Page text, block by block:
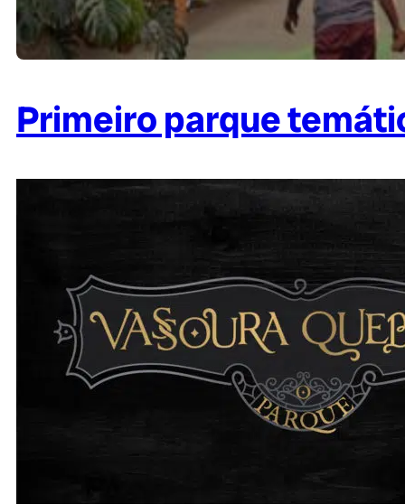
Primeiro parque